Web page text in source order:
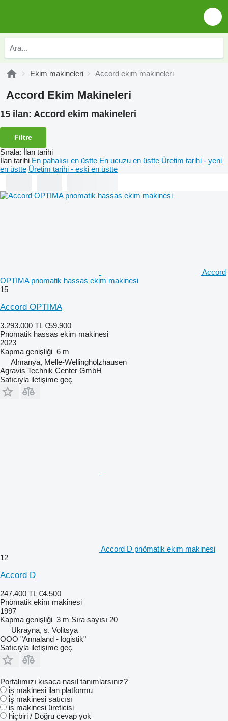
Ekim makineleri Accord ekim makineleri
Accord Ekim Makineleri
15 ilan: Accord ekim makineleri
Filtre
Sırala: İlan tarihi
İlan tarihi En pahalısı en üstte En ucuzu en üstte Üretim tarihi - yeni
en üstte Üretim tarihi - eski en üstte
Accord
OPTIMA pnomatik hassas ekim makinesi
15
Accord OPTIMA
3.293.000 TL €59.900
Pnomatik hassas ekim makinesi
2023
Kapma genişliği 6 m
Almanya, Melle-Wellingholzhausen
Agravis Technik Center GmbH
Satıcıyla iletişime geç
Accord D pnömatik ekim makinesi
12
Accord D
247.400 TL €4.500
Pnömatik ekim makinesi
1997
Kapma genişliği 3 m Sıra sayısı 20
Ukrayna, s. Volitsya
OOO "Annaland - logistik"
Satıcıyla iletişime geç
Portalımızı kısaca nasıl tanımlarsınız?
i̇ş makinesi ilan platformu
i̇ş makinesi satıcısı
i̇ş makinesi üreticisi
hiçbiri / Doğru cevap yok